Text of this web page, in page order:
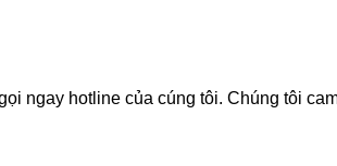
ngay hotline của cúng tôi. Chúng tôi